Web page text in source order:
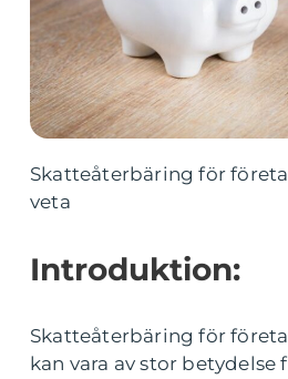
Skatteåterbäring för
veta
Introduktion:
Skatteåterbäring för
kan vara av stor betydelse